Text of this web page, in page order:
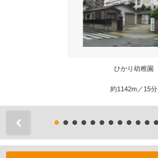
ひかり幼稚園
約1142m／15分